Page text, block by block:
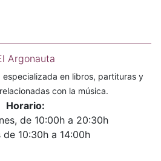
Argonauta
especializada en libros, partituras y
con la música.
Horario:
de 10:00h a 20:30h
de 10:30h a 14:00h